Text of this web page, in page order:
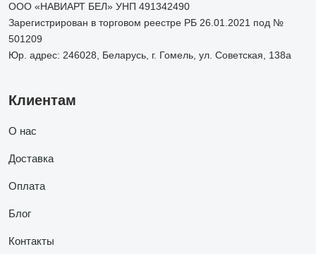
ООО «НАВИАРТ БЕЛ» УНП 491342490
Зарегистрирован в торговом реестре РБ 26.01.2021 под №
501209
Юр. адрес: 246028, Беларусь, г. Гомель, ул. Советская, 138а
Клиентам
О нас
Доставка
Оплата
Блог
Контакты